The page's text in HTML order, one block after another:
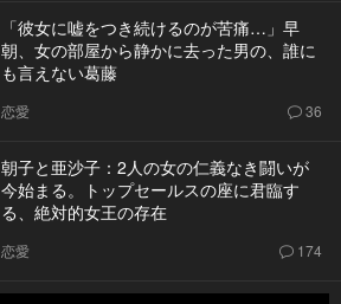
「彼女に嘘をつき続けるのが苦痛…」早
朝、女の部屋から静かに去った男の、誰に
も言えない葛藤
恋愛 36
朝子と亜沙子：2人の女の仁義なき闘いが
今始まる。トップセールスの座に君臨す
る、絶対的女王の存在
恋愛 174